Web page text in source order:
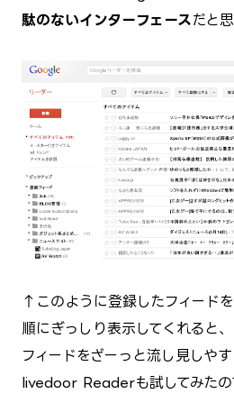
駄のないインターフェースだと思
↑このように登録したフィード
順にぎっしり表示してくれると、
フィードをざーっと流し見しやす
livedoor Readerも試してみた